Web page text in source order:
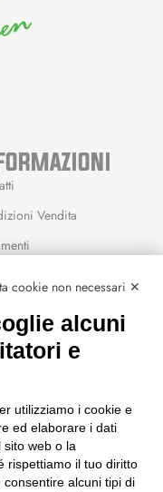
Vendita
cookie non necessari ✕
alcuni
e
utilizziamo i cookie e
ed elaborare i dati
sito web o la
rispettiamo il tuo diritto
alcuni tipi di